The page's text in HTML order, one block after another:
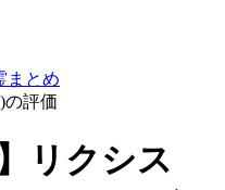
まとめ
の評価
リクシス